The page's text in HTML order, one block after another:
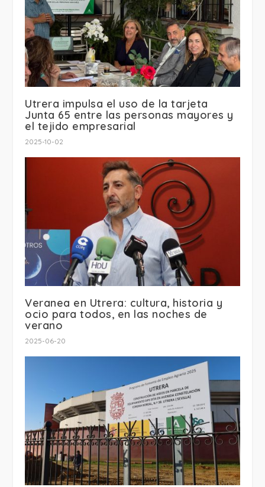
Utrera impulsa el uso de la tarjeta
Junta 65 entre las personas mayores y
el tejido empresarial
2025-10-02
Veranea en Utrera: cultura, historia y
ocio para todos, en las noches de
verano
2025-06-20